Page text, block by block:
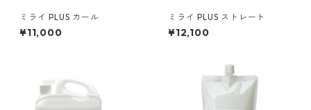
ミライ PLUS カール
¥11,000
ミライ PLUS ストレート
¥12,100